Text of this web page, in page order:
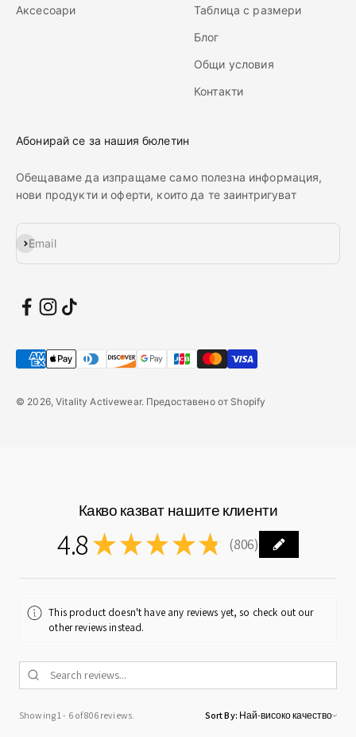
Аксесоари
Таблица с размери
Блог
Общи условия
Контакти
Абонирай се за нашия бюлетин
Обещаваме да изпращаме само полезна информация,
нови продукти и оферти, които да те заинтригуват
Email
Абонирай се
© 2026, Vitality Activewear. Предоставено от Shopify
Какво казват нашите клиенти
4.8 ★ ★ ★★★ 806
806
This product doesn't have any reviews yet, so check out our
other reviews instead.
Showing 1 - 6 of 806 reviews. Sort By: